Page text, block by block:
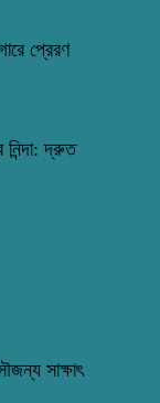
প্রেরণ
নিন্দা: দ্রুত
সাক্ষাৎ